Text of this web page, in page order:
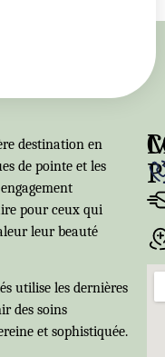
destination en
de pointe et les
pour ceux qui
leur beauté
utilise les dernières
des soins
et sophistiquée.